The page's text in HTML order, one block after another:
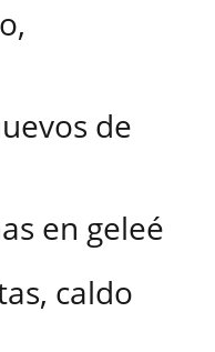
de
en geleé
caldo